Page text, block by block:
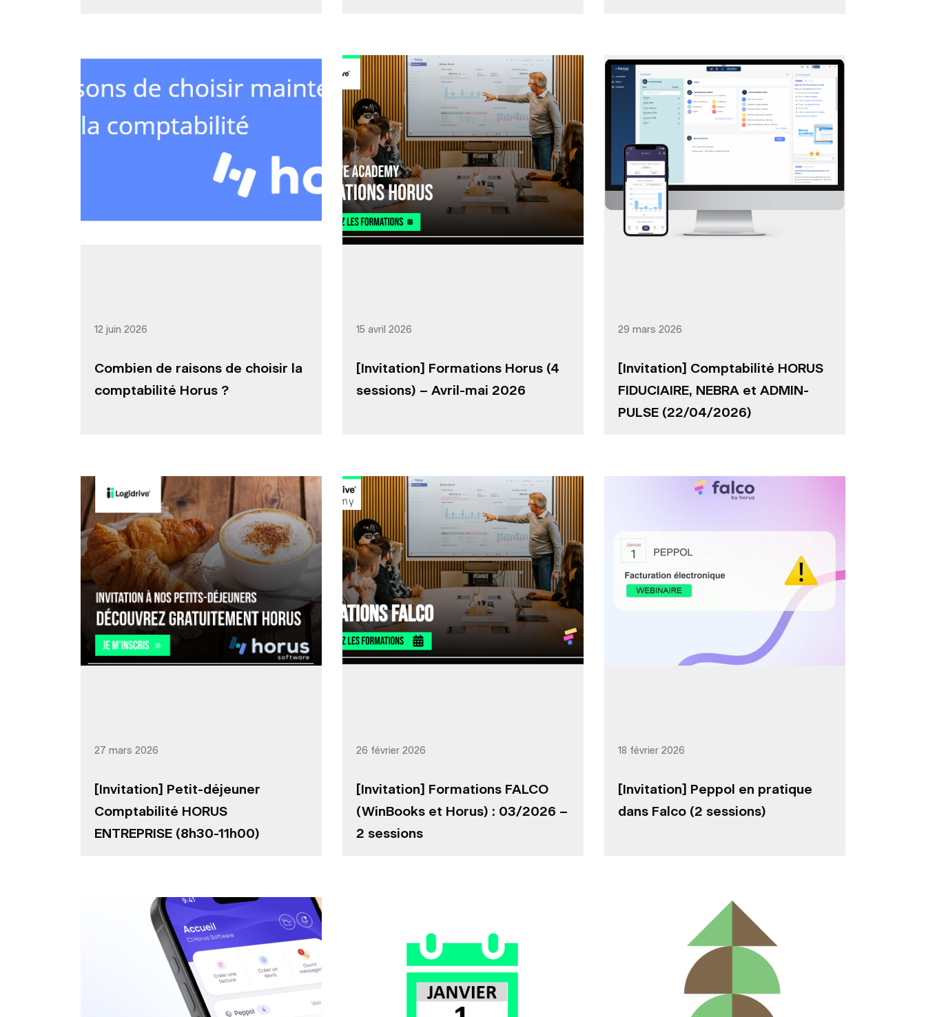
Combien de raisons de choisir la
comptabilité Horus ?
12 juin 2026
[Invitation] Formations Horus (4
sessions) – Avril-mai 2026
15 avril 2026
[Invitation] Comptabilité HORUS
FIDUCIAIRE, NEBRA et ADMIN-
PULSE (22/04/2026)
29 mars 2026
[Invitation] Petit-déjeuner
Comptabilité HORUS
ENTREPRISE (8h30-11h00)
27 mars 2026
[Invitation] Formations FALCO
(WinBooks et Horus) : 03/2026 –
2 sessions
26 février 2026
[Invitation] Peppol en pratique
dans Falco (2 sessions)
18 février 2026